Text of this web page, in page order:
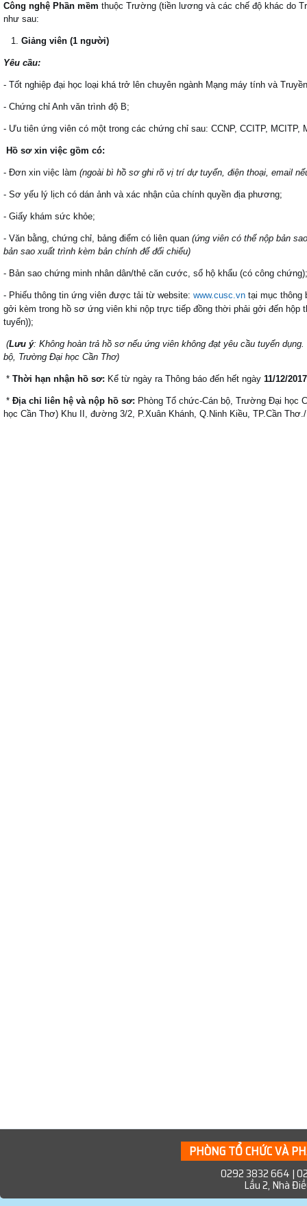
Công nghệ Phần mềm thuộc Trường (tiền lương và các chế độ khác do
như sau:
Giảng viên (1 người)
Yêu cầu:
- Tốt nghiệp đại học loại khá trở lên chuyên ngành Mạng máy tính và
- Chứng chỉ Anh văn trình độ B;
- Ưu tiên ứng viên có một trong các chứng chỉ sau: CCNP, CCITP, MCITP,
Hồ sơ xin việc gồm có:
- Đơn xin việc làm (ngoài bì hồ sơ ghi rõ vị trí dự tuyển, điện thoại, email
- Sơ yếu lý lịch có dán ảnh và xác nhận của chính quyền địa phương;
- Giấy khám sức khỏe;
- Văn bằng, chứng chỉ, bảng điểm có liên quan (ứng viên có thể nộp bản
bản sao xuất trình kèm bản chính để đối chiếu)
- Bản sao chứng minh nhân dân/thẻ căn cước, sổ hộ khẩu (có công chứng);
- Phiếu thông tin ứng viên được tải từ website: www.cusc.vn tại mục thông
gởi kèm trong hồ sơ ứng viên khi nộp trực tiếp đồng thời phải gởi đến hộp
tuyển));
(Lưu ý: Không hoàn trả hồ sơ nếu ứng viên không đạt yêu cầu tuyển dụng.
bộ, Trường Đại học Cần Thơ)
* Thời hạn nhận hồ sơ: Kể từ ngày ra Thông báo đến hết ngày 11/12/
* Địa chỉ liên hệ và nộp hồ sơ: Phòng Tổ chức-Cán bộ, Trường Đại học
học Cần Thơ) Khu II, đường 3/2, P.Xuân Khánh, Q.Ninh Kiều, TP.Cần
PHÒNG TỔ CHỨC VÀ
0292 3832 664 |
Lầu 2, Nhà